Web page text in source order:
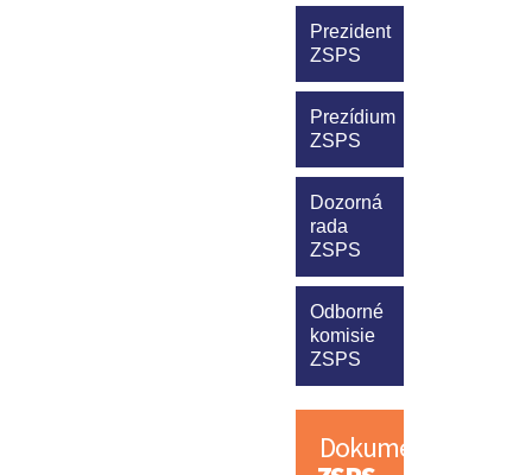
Prezident
ZSPS
Prezídium
ZSPS
Dozorná
rada
ZSPS
Odborné
komisie
ZSPS
Dokumenty